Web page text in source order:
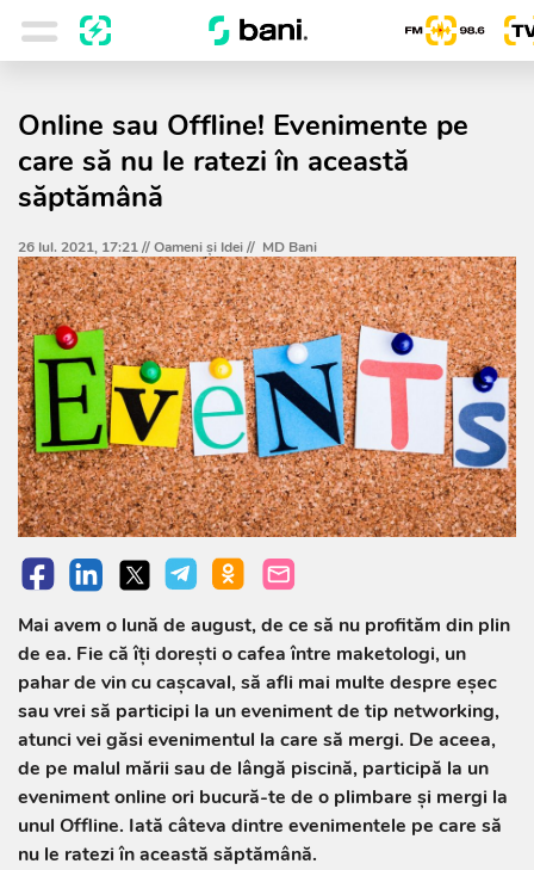
Online sau Offline! Evenimente pe
care să nu le ratezi în această
săptămână
26 Iul. 2021, 17:21 //Oameni şi Idei// MD Bani
Mai avem o lună de august, de ce să nu profităm din plin
de ea. Fie că îți dorești o cafea între maketologi, un
pahar de vin cu cașcaval, să afli mai multe despre eșec
sau vrei să participi la un eveniment de tip networking,
atunci vei găsi evenimentul la care să mergi. De aceea,
de pe malul mării sau de lângă piscină, participă la un
eveniment online ori bucură-te de o plimbare și mergi la
unul Offline. Iată câteva dintre evenimentele pe care să
nu le ratezi în această săptămână.